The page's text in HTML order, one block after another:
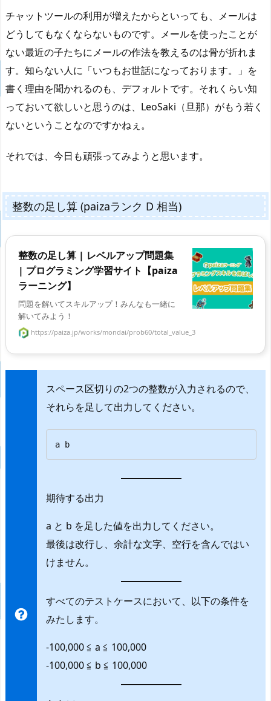
チャットツールの利用が増えたからといっても、メールは
どうしてもなくならないものです。メールを使ったことが
ない最近の子たちにメールの作法を教えるのは骨が折れま
す。知らない人に「いつもお世話になっております。」を
書く理由を聞かれるのも、デフォルトです。それくらい知
っておいて欲しいと思うのは、LeoSaki（旦那）がもう若く
ないということなのですかねぇ。
それでは、今日も頑張ってみようと思います。
整数の足し算 (paizaランク D 相当)
整数の足し算 | レベルアップ問題集
| プログラミング学習サイト【paiza
ラーニング】
問題を解いてスキルアップ！みんなも一緒に
解いてみよう！
https://paiza.jp/works/mondai/prob60/total_value_3
スペース区切りの2つの整数が入力されるので、
それらを足して出力してください。
a b
期待する出力
a と b を足した値を出力してください。
最後は改行し、余計な文字、空行を含んではい
けません。
すべてのテストケースにおいて、以下の条件を
みたします。
-100,000 ≦ a ≦ 100,000
-100,000 ≦ b ≦ 100,000